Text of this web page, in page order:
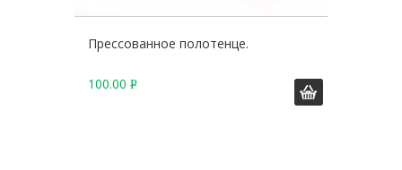
Прессованное полотенце.
100.00 Р